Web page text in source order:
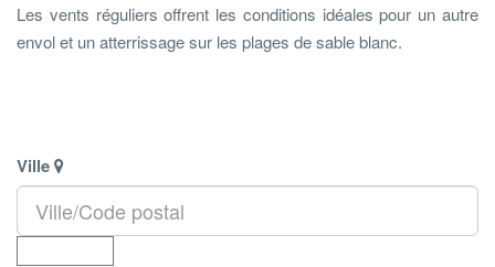
Les vents réguliers offrent les conditions idéales pour un autre
envol et un atterrissage sur les plages de sable blanc.
Ville